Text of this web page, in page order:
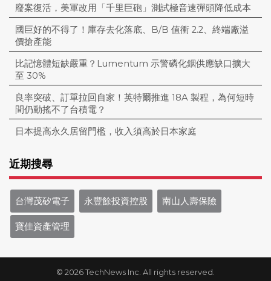
廢案復活，美軍改用「千里巨砲」測試極音速彈頭降低成本
國巨好的不得了！庫存去化落底、B/B 值衝 2.2、終端廠溢
價搶產能
比記憶體短缺嚴重？Lumentum 示警磷化銦供應缺口擴大
至 30%
良率突破、訂單拉回自家！英特爾推進 18A 製程，為何短時
間仍動搖不了台積電？
日本提高永久居留門檻，收入須高於日本家庭
近期搜尋
台灣茂矽電子 永豐餘投資控股 南山人壽保險
寶佳資產管理
© 2026 TechNews Inc. All rights reserved.